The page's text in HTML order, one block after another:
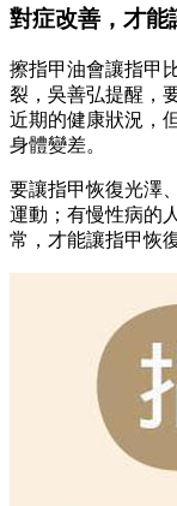
對症改善，才能
擦指甲油會讓指甲
裂，吳善弘提醒，
近期的健康狀況，
身體變差。
要讓指甲恢復光澤
運動；有慢性病的
常，才能讓指甲恢